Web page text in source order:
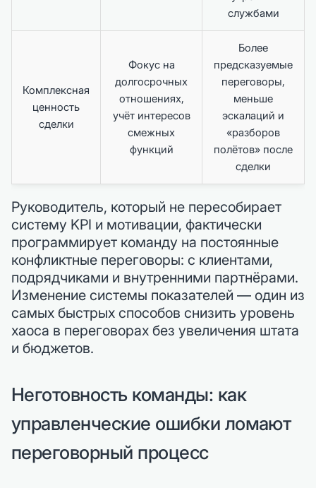
службами
Комплексная
ценность
сделки
Фокус на
долгосрочных
отношениях,
учёт интересов
смежных
функций
Более
предсказуемые
переговоры,
меньше
эскалаций и
«разборов
полётов» после
сделки
Руководитель, который не пересобирает
систему KPI и мотивации, фактически
программирует команду на постоянные
конфликтные переговоры: с клиентами,
подрядчиками и внутренними партнёрами.
Изменение системы показателей — один из
самых быстрых способов снизить уровень
хаоса в переговорах без увеличения штата
и бюджетов.
Неготовность команды: как
управленческие ошибки ломают
переговорный процесс